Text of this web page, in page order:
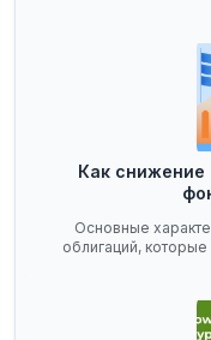
Как снижение
Основные
облигаций,